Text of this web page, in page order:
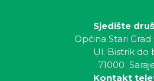
Sjedište
Općina Stari Grad
Ul. Bistrik do
71000
Kontakt